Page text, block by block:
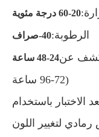
20-60 درجة مئوية
الرطوبة:40-صراف
عن24-48 ساعة
72-96 ساعة)
لتغيير اللون